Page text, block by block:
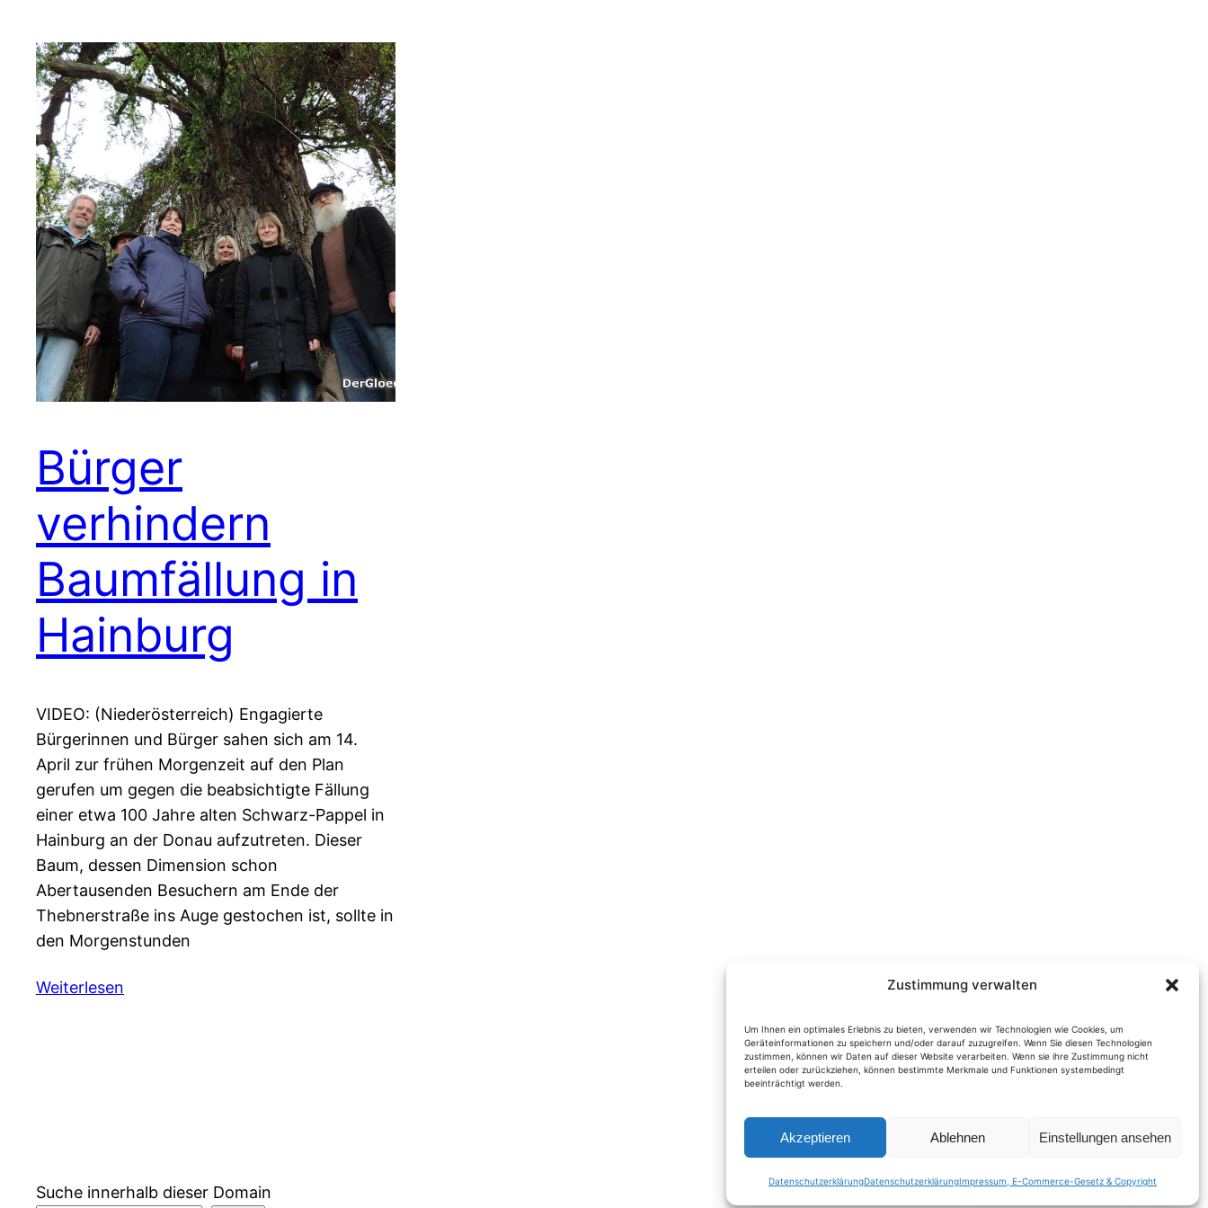
Zustimmung verwalten
Um Ihnen ein optimales Erlebnis zu bieten, verwenden wir Technologien wie Cookies, um
Geräteinformationen zu speichern und/oder darauf zuzugreifen. Wenn Sie diesen Technologien
zustimmen, können wir Daten auf dieser Website verarbeiten. Wenn sie ihre Zustimmung nicht
erteilen oder zurückziehen, können bestimmte Merkmale und Funktionen systembedingt
beeinträchtigt werden.
Akzeptieren Ablehnen Einstellungen ansehen
DatenschutzerklärungDatenschutzerklärungImpressum, E-Commerce-Gesetz & Copyright
Bürger
verhindern
Baumfällung in
Hainburg
VIDEO: (Niederösterreich) Engagierte
Bürgerinnen und Bürger sahen sich am 14.
April zur frühen Morgenzeit auf den Plan
gerufen um gegen die beabsichtigte Fällung
einer etwa 100 Jahre alten Schwarz-Pappel in
Hainburg an der Donau aufzutreten. Dieser
Baum, dessen Dimension schon
Abertausenden Besuchern am Ende der
Thebnerstraße ins Auge gestochen ist, sollte in
den Morgenstunden
Weiterlesen
Suche innerhalb dieser Domain